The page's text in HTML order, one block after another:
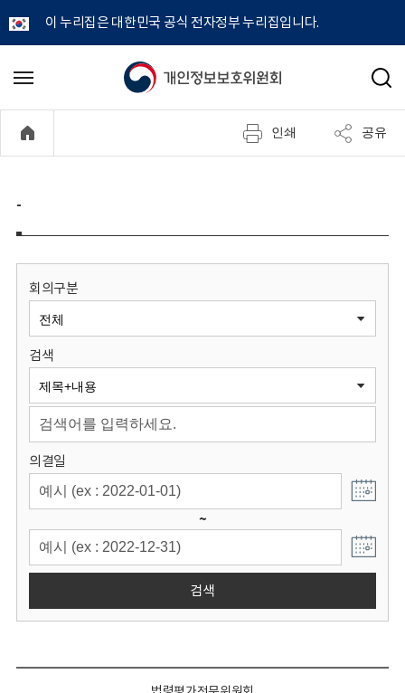
이 누리집은 대한민국 공식 전자정부 누리집입니다.
개
정
보
원
회
메
기
검
인쇄 공유
-
회의구분
검색
의결일
~
검색